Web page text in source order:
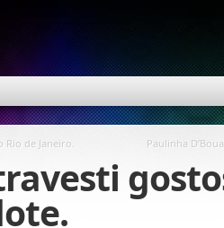
Rio de Janeiro. Paulinha